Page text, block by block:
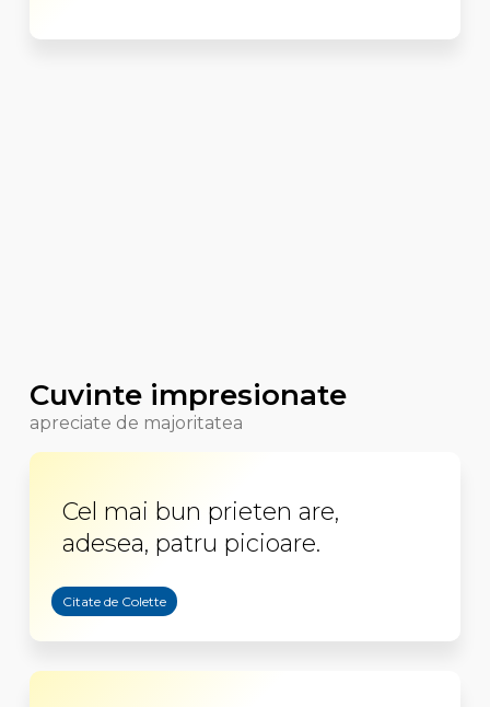
Cuvinte impresionate
apreciate de majoritatea
Cel mai bun prieten are,
adesea, patru picioare.
Citate de Colette